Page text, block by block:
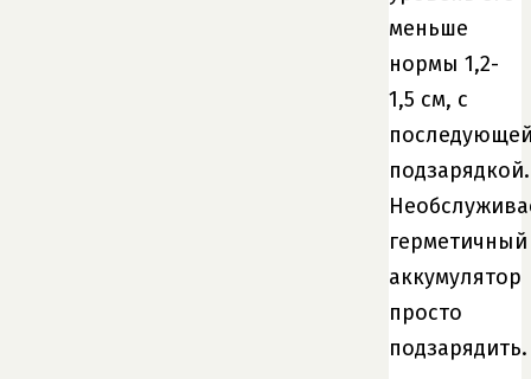
меньше
нормы 1,2-
1,5 см, с
подзарядкой.
герметичный
аккумулятор
просто
подзарядить.